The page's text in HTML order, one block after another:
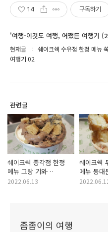
14 구독하기
'여행-이것도 여행, 어쨌든 여행기
현재글
쉐이크쉑 수유점 한정 메뉴
여행기 02
관련글
쉐이크쉑 종각점 한정
메뉴 그랑 기와
아이스크림 - 이것도
2022.06.13
쉐이크쉑
메뉴 동대
아이스크
좀좀이의 여행